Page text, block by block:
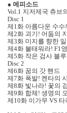
● 에피소드
Vol.1 지저제국 츄브
Disc 1
제1화 아름다운 수
제2화 괴기! 어둠의
제3화 미지를 향한
제4화 불태워라! F1
제5화 작은 검사 블루
Disc 2
제6화 꿈의 갓 핸드
제7화 폭발! 켄타의
제8화 빛나라! 꽃의
제9화 합체! 생명의
제10화 이가무 VS 타